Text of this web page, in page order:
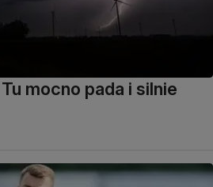
mocno pada i silnie